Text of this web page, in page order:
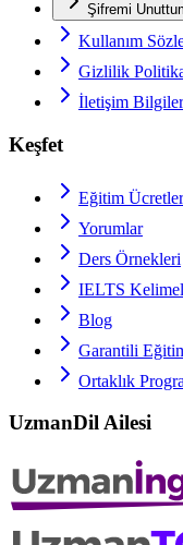
Şifremi
Kullanım
Gizlilik
İletişim
Keşfet
Eğitim
Yorumlar
Ders Örnekleri
IELTS
Blog
Garantili
Ortaklık
UzmanDil Ailesi